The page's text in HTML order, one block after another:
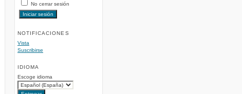
No cerrar sesión
NOTIFICACIONES
Vista
Suscribirse
IDIOMA
Escoge idioma